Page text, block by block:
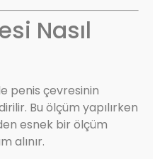
Nasıl
penis çevresinin
Bu ölçüm yapılırken
esnek bir ölçüm
alınır.